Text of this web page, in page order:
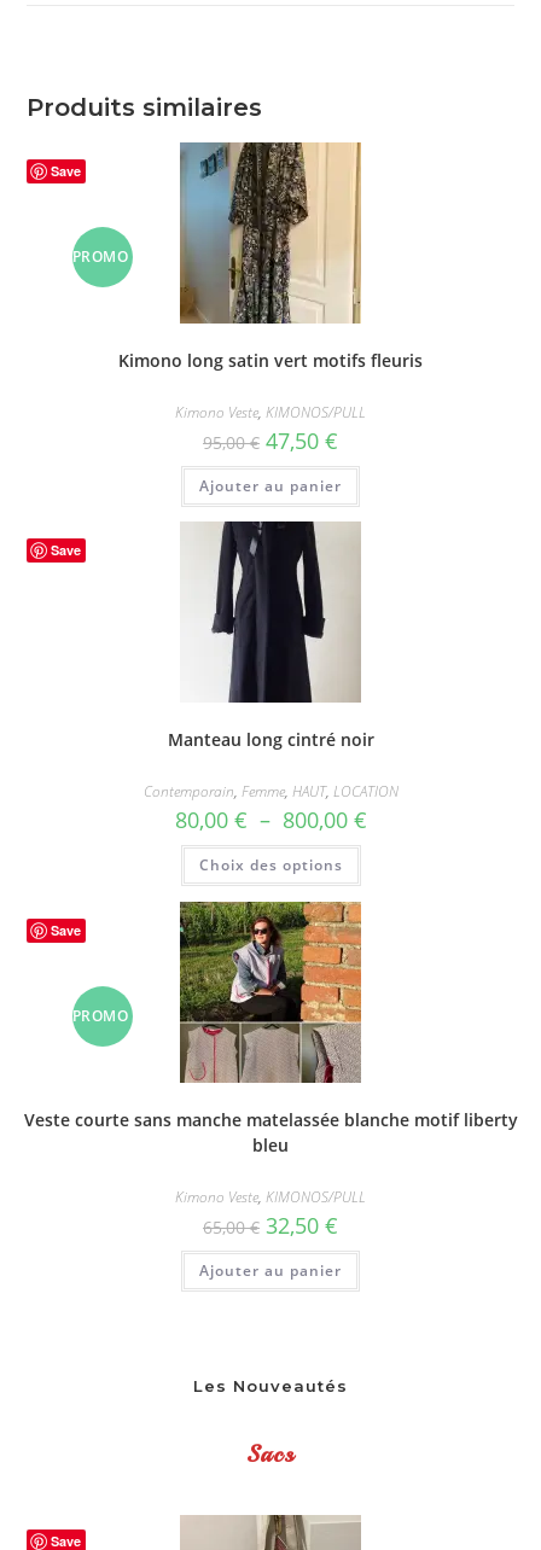
Produits similaires
Save
PROMO
Kimono long satin vert motifs fleuris
Kimono Veste, KIMONOS/PULL
95,00€ Le
prix
initial
était :
95,00 €.
47,50 €
actuel
est :
47,50 €.
Ajouter au panier
Save
Manteau long cintré noir
Contemporain, Femme, HAUT, LOCATION
80,00 € – 800,00 €Plage
de
Choix des options
Ce
a
plusieurs
variations.
Les
options
peuvent
être
choisies
sur
la
page
du
produit
Save
PROMO
Veste courte sans manche matelassée blanche motif liberty
bleu
Kimono Veste, KIMONOS/PULL
65,00€ Le
prix
initial
était :
65,00 €.
32,50 €
actuel
est :
32,50 €.
Ajouter au panier
Les Nouveautés
Sacs
Save